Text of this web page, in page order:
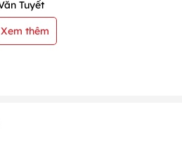
Xem thêm